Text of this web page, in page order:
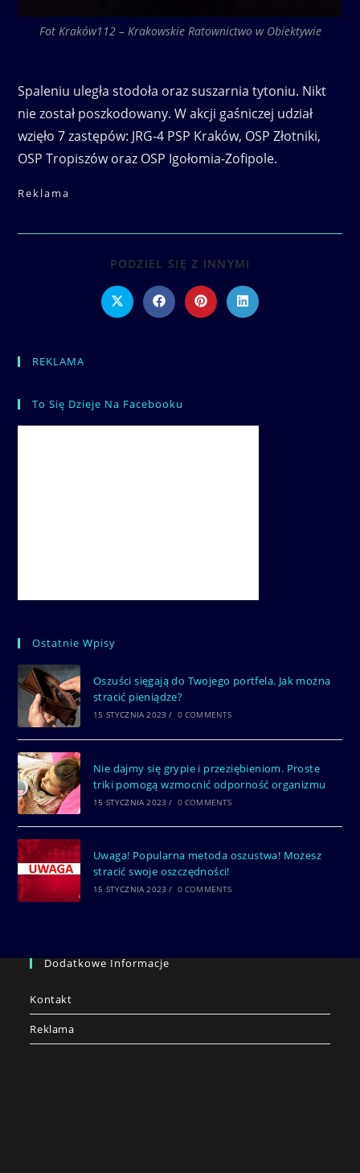
Fot Kraków112 – Krakowskie Ratownictwo w Obiektywie
Spaleniu uległa stodoła oraz suszarnia tytoniu. Nikt
nie został poszkodowany. W akcji gaśniczej udział
wzięło 7 zastępów: JRG-4 PSP Kraków, OSP Złotniki,
OSP Tropiszów oraz OSP Igołomia-Zofipole.
Reklama
PODZIEL SIĘ Z INNYMI
CONTENT
Opens
in
Opens
in
Opens
in
Opens
in
REKLAMA
To Się Dzieje Na Facebooku
Ostatnie Wpisy
Oszuści sięgają do Twojego portfela. Jak można
stracić pieniądze?
15 STYCZNIA 2023 / 0 COMMENTS
Nie dajmy się grypie i przeziębieniom. Proste
triki pomogą wzmocnić odporność organizmu
15 STYCZNIA 2023 / 0 COMMENTS
Uwaga! Popularna metoda oszustwa! Możesz
stracić swoje oszczędności!
15 STYCZNIA 2023 / 0 COMMENTS
Dodatkowe Informacje
Kontakt
Reklama